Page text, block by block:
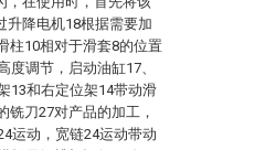
升降电机18根据需要加
柱10相对于滑套8的位置
调节，启动油缸17、
13和右定位架14带动滑
铣刀27对产品的加工，
运动，宽链24运动带动